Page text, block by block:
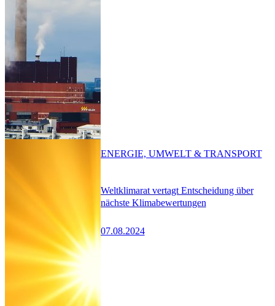
Weltklimarat vertagt Entscheidung über
nächste Klimabewertungen
07.08.2024
ENERGIE, UMWELT & TRANSPORT